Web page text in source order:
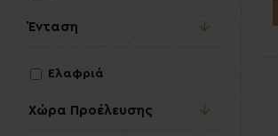
Χώρα Προέλευσης
Ένταση
Ελαφριά